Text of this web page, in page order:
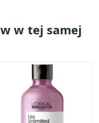
w tej samej